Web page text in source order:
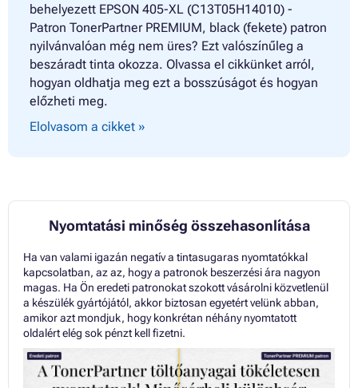
behelyezett EPSON 405-XL (C13T05H14010) -
Patron TonerPartner PREMIUM, black (fekete) patron
nyilvánvalóan még nem üres? Ezt valószínűleg a
beszáradt tinta okozza. Olvassa el cikkünket arról,
hogyan oldhatja meg ezt a bosszúságot és hogyan
előzheti meg.
Elolvasom a cikket »
Nyomtatási minőség összehasonlítása
Ha van valami igazán negatív a tintasugaras nyomtatókkal
kapcsolatban, az az, hogy a patronok beszerzési ára nagyon
magas. Ha Ön eredeti patronokat szokott vásárolni közvetlenül
a készülék gyártójától, akkor biztosan egyetért velünk abban,
amikor azt mondjuk, hogy konkrétan néhány nyomtatott
oldalért elég sok pénzt kell fizetni.